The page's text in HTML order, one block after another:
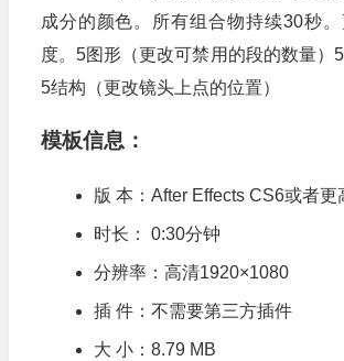
成分的颜色。所有组合物持续30秒
度。5图形（更改可禁用的段的数量）
5结构（更改镜头上点的位置）
模板信息：
版 本：After Effects CS6或者更
时长： 0:30分钟
分辨率：高清1920×1080
插 件：不需要第三方插件
大 小：8.79 MB